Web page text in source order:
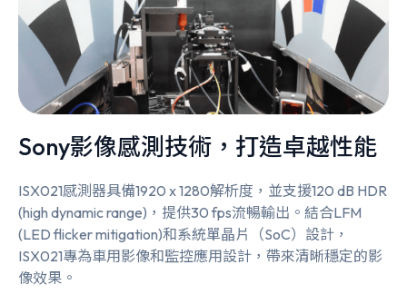
Sony影像感測技術，打造卓越性能
ISX021感測器具備1920 x 1280解析度，並支援120 dB HDR
(high dynamic range)，提供30 fps流暢輸出。結合LFM
(LED flicker mitigation)和系統單晶片（SoC）設計，
ISX021專為車用影像和監控應用設計，帶來清晰穩定的影
像效果。